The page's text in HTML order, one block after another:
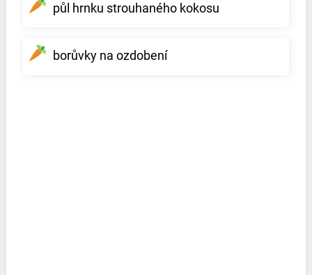
půl hrnku strouhaného kokosu
borůvky na ozdobení